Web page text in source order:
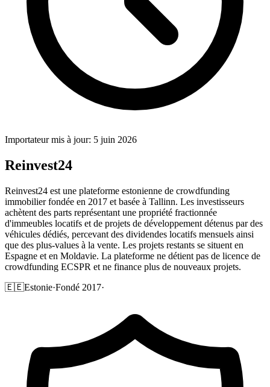
Importateur mis à jour: 5 juin 2026
Reinvest24
Reinvest24 est une plateforme estonienne de crowdfunding
immobilier fondée en 2017 et basée à Tallinn. Les investisseurs
achètent des parts représentant une propriété fractionnée
d'immeubles locatifs et de projets de développement détenus par des
véhicules dédiés, percevant des dividendes locatifs mensuels ainsi
que des plus-values à la vente. Les projets restants se situent en
Espagne et en Moldavie. La plateforme ne détient pas de licence de
crowdfunding ECSPR et ne finance plus de nouveaux projets.
🇪🇪Estonie·Fondé 2017·